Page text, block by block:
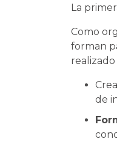
La
Como
forman
realizado
de